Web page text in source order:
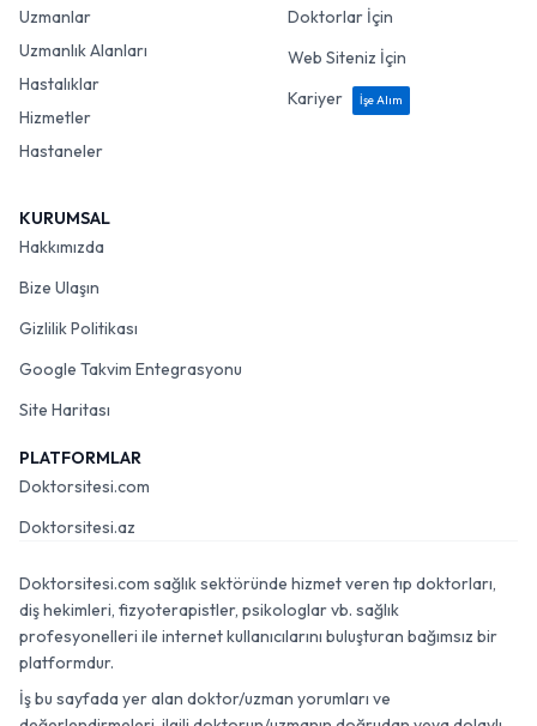
Uzmanlar
Uzmanlık Alanları
Hastalıklar
Hizmetler
Hastaneler
Doktorlar İçin
Web Siteniz İçin
Kariyer
İşe Alım
KURUMSAL
Hakkımızda
Bize Ulaşın
Gizlilik Politikası
Google Takvim Entegrasyonu
Site Haritası
PLATFORMLAR
Doktorsitesi.com
Doktorsitesi.az
Doktorsitesi.com sağlık sektöründe hizmet veren tıp doktorları,
diş hekimleri, fizyoterapistler, psikologlar vb. sağlık
profesyonelleri ile internet kullanıcılarını buluşturan bağımsız bir
platformdur.
İş bu sayfada yer alan doktor/uzman yorumları ve